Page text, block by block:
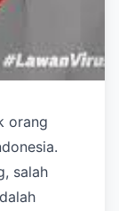
orang
salah